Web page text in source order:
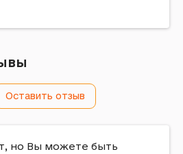
Оставить отзыв
но Вы можете быть